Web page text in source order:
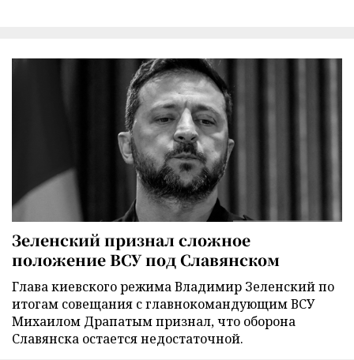
Зеленский признал сложное
положение ВСУ под Славянском
Глава киевского режима Владимир Зеленский по
итогам совещания с главнокомандующим ВСУ
Михаилом Драпатым признал, что оборона
Славянска остается недостаточной.